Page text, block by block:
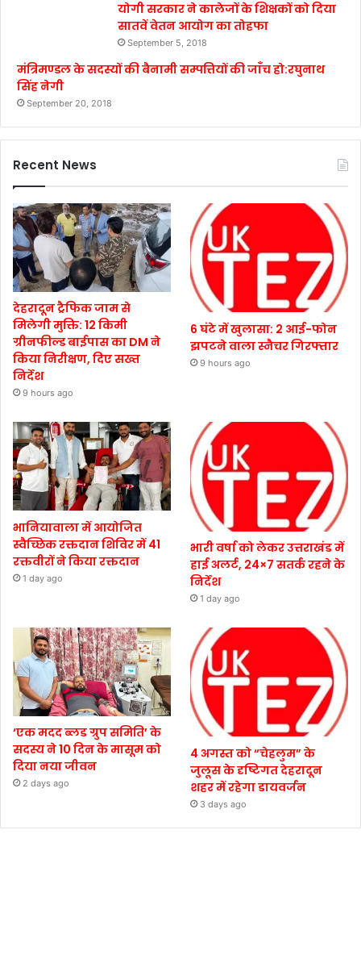
योगी सरकार ने कालेजों के शिक्षकों को दिया
सातवें वेतन आयोग का तोहफा
September 5, 2018
मंत्रिमण्डल के सदस्यों की बैनामी सम्पत्तियों की जाँच हो:रघुनाथ
सिंह नेगी
September 20, 2018
Recent News
देहरादून ट्रैफिक जाम से
मिलेगी मुक्ति: 12 किमी
ग्रीनफील्ड बाईपास का DM ने
किया निरीक्षण, दिए सख्त
निर्देश
9 hours ago
6 घंटे में खुलासा: 2 आई-फोन
झपटने वाला स्नैचर गिरफ्तार
9 hours ago
भानियावाला में आयोजित
स्वैच्छिक रक्तदान शिविर में 41
रक्तवीरों ने किया रक्तदान
1 day ago
भारी वर्षा को लेकर उत्तराखंड में
हाई अलर्ट, 24×7 सतर्क रहने के
निर्देश
1 day ago
‘एक मदद ब्लड ग्रुप समिति’ के
सदस्य ने 10 दिन के मासूम को
दिया नया जीवन
2 days ago
4 अगस्त को “चेहलुम” के
जुलूस के दृष्टिगत देहरादून
शहर में रहेगा डायवर्जन
3 days ago